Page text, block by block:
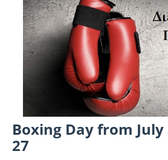
Boxing Day from
27